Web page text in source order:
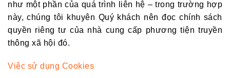
như một phần của quá trình liên hệ – trong trường hợp
này, chúng tôi khuyên Quý khách nên đọc chính sách
quyền riêng tư của nhà cung cấp phương tiện truyền
thông xã hội đó.
Việc sử dụng Cookies